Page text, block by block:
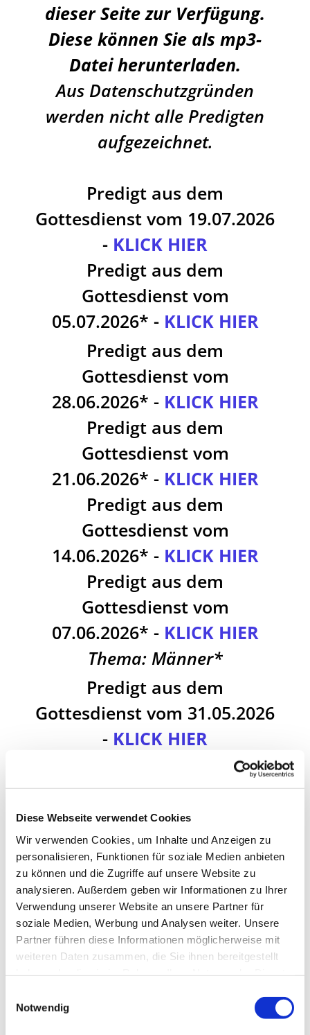
Diese Webseite verwendet Cookies
Wir verwenden Cookies, um Inhalte und Anzeigen zu
personalisieren, Funktionen für soziale Medien anbieten
zu können und die Zugriffe auf unsere Website zu
analysieren. Außerdem geben wir Informationen zu Ihrer
Verwendung unserer Website an unsere Partner für
soziale Medien, Werbung und Analysen weiter. Unsere
Partner führen diese Informationen möglicherweise mit
weiteren Daten zusammen, die Sie ihnen bereitgestellt
Notwendig
dieser Seite zur Verfügung.
Diese können Sie als mp3-
Datei herunterladen.
Aus Datenschutzgründen
werden nicht alle Predigten
aufgezeichnet.
Predigt aus dem
Gottesdienst vom 19.07.2026
- KLICK HIER
Predigt aus dem
Gottesdienst vom
05.07.2026* - KLICK HIER
Predigt aus dem
Gottesdienst vom
28.06.2026* - KLICK HIER
Predigt aus dem
Gottesdienst vom
21.06.2026* - KLICK HIER
Predigt aus dem
Gottesdienst vom
14.06.2026* - KLICK HIER
Predigt aus dem
Gottesdienst vom
07.06.2026* - KLICK HIER
Thema: Männer*
Predigt aus dem
Gottesdienst vom 31.05.2026
- KLICK HIER
Gottesdienst vom 17.05.2026
-KLICK HIER
Predigt aus dem
Gottesdienst vom 03.05.2026
-KLICK HIER
Predigt aus dem
Gottesdienst vom 26.04.2026
-KLICK HIER
Gottesdienst vom 26.04.2026